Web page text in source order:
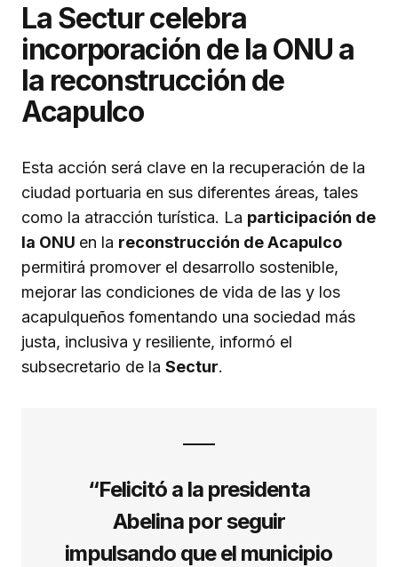
La Sectur celebra
incorporación de la ONU a
la reconstrucción de
Acapulco
Esta acción será clave en la recuperación de la
ciudad portuaria en sus diferentes áreas, tales
como la atracción turística. La participación de
la ONU en la reconstrucción de Acapulco
permitirá promover el desarrollo sostenible,
mejorar las condiciones de vida de las y los
acapulqueños fomentando una sociedad más
justa, inclusiva y resiliente, informó el
subsecretario de la Sectur.
“Felicitó a la presidenta
Abelina por seguir
impulsando que el municipio